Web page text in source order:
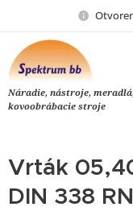
Náradie, nástroje,
kovoobrábacie stroje
Vrták
DIN 338